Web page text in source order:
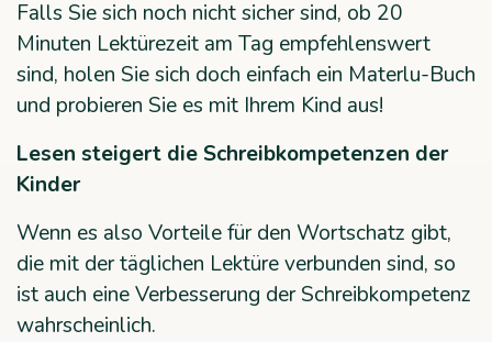
Falls Sie sich noch nicht sicher sind, ob 20
Minuten Lektürezeit am Tag empfehlenswert
sind, holen Sie sich doch einfach ein Materlu-Buch
und probieren Sie es mit Ihrem Kind aus!
Lesen steigert die Schreibkompetenzen der
Kinder
Wenn es also Vorteile für den Wortschatz gibt,
die mit der täglichen Lektüre verbunden sind, so
ist auch eine Verbesserung der Schreibkompetenz
wahrscheinlich.